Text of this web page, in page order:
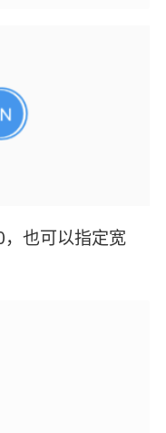
也可以指定宽